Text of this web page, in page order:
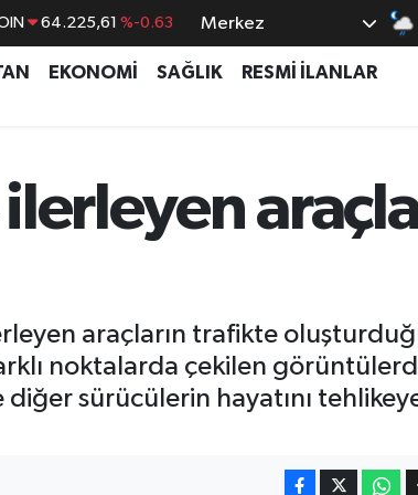
64.225,61 %-0.63
47,6704
6510.40
BİST100 13.799 %70
Merkez
EKONOMİ SAĞLIK
RESMİ İLANLAR
araçların trafikte
noktalarda çekilen
sürücülerin hayatını